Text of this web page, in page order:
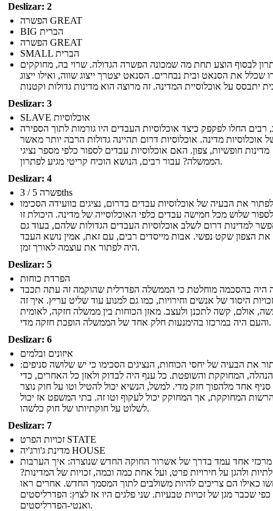
Deslizar: 2
הפשרה GREAT
BIG הברית
הפשרה GREAT
SMALL הברית
לבסוף הוצע תחת מה שמכונה הפשרה הגדולה. שרוי בה, מחוקקים
שכלל את הסנאט ובית נבחרים. הסנאט יצטרך ייצוג שווה, ואילו ייצוג
Deslizar: 3
SLAVE אוכלוסיות
רבים החלו לפקפק כיצד אוכלוסיות העבדים היו גורמות לתוך הספירה
אוכלוסיות מדינה. אוכלוסיות דרום תהיינה גדולות הרבה יותר מאשר
מדינות חופשיות, צפון. האם אוכלוסיות עבדים לספור כלפי מספר נציגי
הממשלה? עבור רבים, הנושא הוכיח קריטי מגיע לפתרון.
Deslizar: 4
3 / פשרה 5ths
את הבעיה של אוכלוסיות עבדים בדרום, נציגים בוועידה הסכימו
לספור שלוש מכל חמישה עבדים כלפי האוכלוסייה של מדינה. היכולת זו
למדינות דרום לשלב אוכלוסיות העבדים הגדולות שלהם, בעוד גם
את הצפון שקט נפשי. אבות מייסדים רבים, עם זאת, אמין נושא העבד
היה לפתור את עוצמה לאורך זמן.
Deslizar: 5
הפרדת כוחות
היה בהסכמה מוחלטת כי הממשלה הפדרלית שהוקמה זה עתה תכבד
זכויות היסוד של אנשים וחירויות, כמו גם למנוע עוד שליט עריץ. איך זה
אולם, קשה לתכנן ולעצב. מאזן הכוחות בין ממשלה חזקה, לאומית
והעם היה במרכזו בהימנעות חלק אחד של הממשלה הופכת חזקה מדי.
Deslizar: 6
איזונים ובלמים
את הבעיה של יחסי הכוחות, הנציגים הסכימו כי יש שלושה סניפים:
המחוקקת והשופטת. כל ענף היה לבדוק ולאזן כל האחרים, כדי
סניף אחד מלהפוך חזק מדי. למשל, הנשיא יכול להטיל וטו על חוק נוצר
המחוקקת, אך המחוקק יכול לעקוף וטו זה. בתי המשפט אז יכול
לשלוט על חוקתיותו של חוק כלשהו.
Deslizar: 7
זכויות הפרט STATE
מדינת ג'ורג'יה HOUSE
מרכזי אחד עמד בדרך של אשרור החוקה החדש שנוצרה: איך הערבות
ולהגן על חירויות פרט, ועל אחת כמה וכמה, זכויות של המדינות?
כאילו הם צריכים להיות משולבים לתוך המסמך החדש. אחרים ראו
שכבר מגן של זכויות טבעיות. שני פלגים היו אז לצוץ: הפדרליסטים
ואנטי-הפדרליסטים.